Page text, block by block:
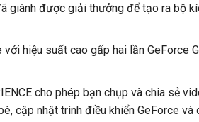
giành được giải thưởng để tạo ra bộ
với hiệu suất cao gấp hai lần GeForce
cho phép bạn chụp và chia sẻ
cập nhật trình điều khiển GeForce